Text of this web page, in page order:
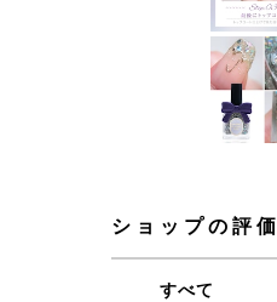
ショップの評価
すべて